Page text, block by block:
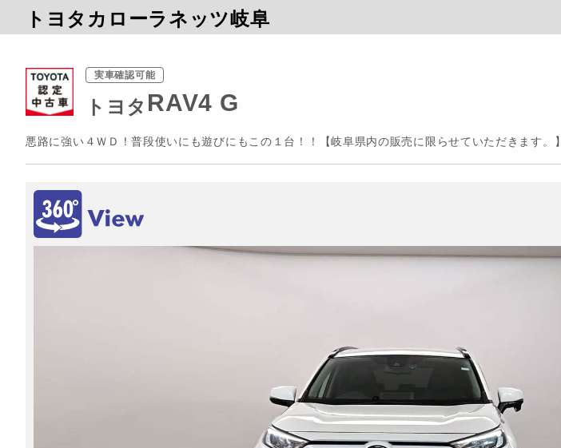
トヨタカローラネッツ岐阜
実車確認可能
トヨタ RAV4 G
悪路に強い４ＷＤ！普段使いにも遊びにもこの１台！！【岐阜県内の販売に限らせていただきます。】